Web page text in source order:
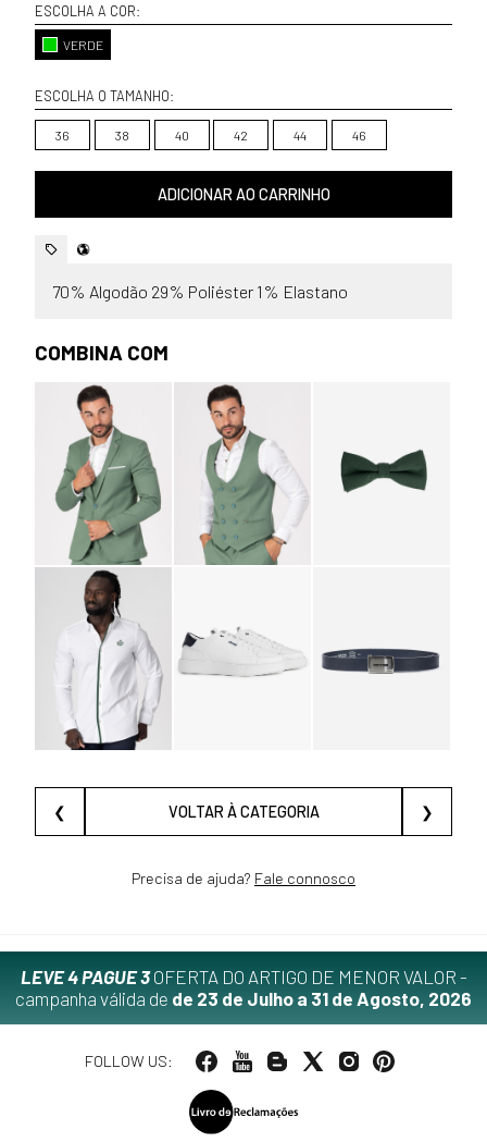
ESCOLHA A COR:
VERDE
ESCOLHA O TAMANHO:
36 38 40 42 44 46
ADICIONAR AO CARRINHO
70% Algodão 29% Poliéster 1% Elastano
COMBINA COM
❮ VOLTAR À CATEGORIA ❯
Precisa de ajuda? Fale connosco
LEVE 4 PAGUE 3OFERTA DO ARTIGO DE MENOR VALOR -
campanha válida de de 23 de Julho a 31 de Agosto, 2026
FOLLOW US: